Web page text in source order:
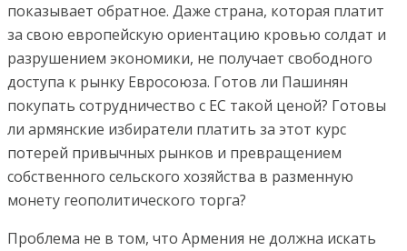
показывает обратное. Даже страна, которая платит
за свою европейскую ориентацию кровью солдат и
разрушением экономики, не получает свободного
доступа к рынку Евросоюза. Готов ли Пашинян
покупать сотрудничество с ЕС такой ценой? Готовы
ли армянские избиратели платить за этот курс
потерей привычных рынков и превращением
собственного сельского хозяйства в разменную
монету геополитического торга?
Проблема не в том, что Армения не должна искать